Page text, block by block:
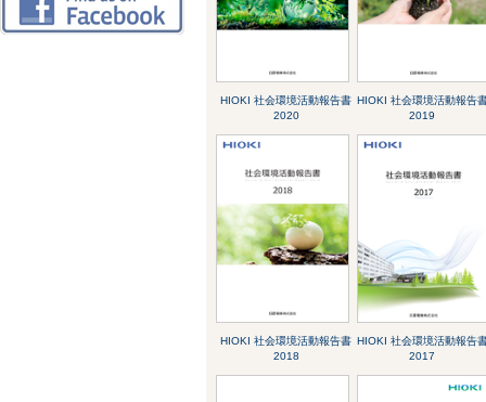
HIOKI 社会環境活動報告書
2020
HIOKI 社会環境活動報告
2019
HIOKI 社会環境活動報告書
2018
HIOKI 社会環境活動報告
2017